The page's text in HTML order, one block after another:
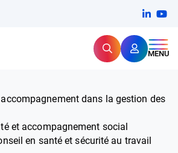
RechercherMENU
Expertise et proximité pour
dans la gestion des
et accompagnement social
en santé et sécurité au travail